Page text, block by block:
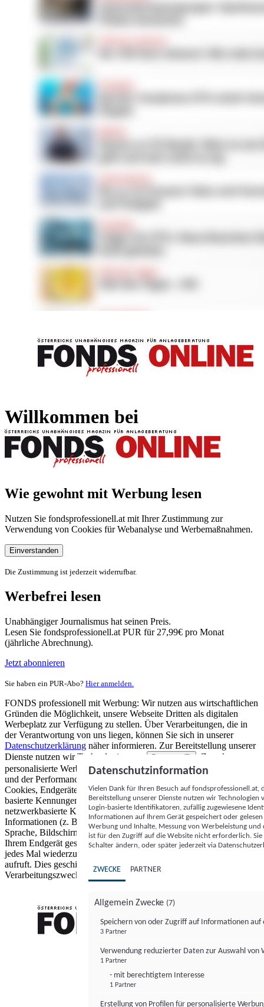
Willkommen bei
Wie gewohnt mit Werbung lesen
Nutzen Sie fondsprofessionell.at mit Ihrer Zustimmung zur
Verwendung von Cookies für Webanalyse und Werbemaßnahmen.
Einverstanden
Die Zustimmung ist jederzeit widerrufbar.
Werbefrei lesen
Unabhängiger Journalismus hat seinen Preis.
Lesen Sie fondsprofessionell.at PUR für 27,99€ pro Monat
(jährliche Abrechnung).
Jetzt abonnieren
Sie haben ein PUR-Abo? Hier anmelden.
FONDS professionell mit Werbung: Wir nutzen aus wirtschaftlichen
Gründen die Möglichkeit, unsere Webseite Dritten als digitalen
Werbeplatz zur Verfügung zu stellen. Über Verarbeitungen, die in
der Verantwortung von uns liegen, können Sie sich in unserer
Datenschutzerklärung näher informieren. Zur Bereitstellung unserer
Dienste nutzen wir Technologien von
Partnern (5)
. Zwecke:
personalisierte Werbung und Inhalte, Messung von Werbeleistung
und der Performance von Inhalten sowie Zielgruppenforschung.
Cookies, Endgeräte- oder ähnliche Online-Kennungen (z. B. login-
basierte Kennungen, zufällig generierte Kennungen,
netzwerkbasierte Kennungen) können zusammen mit anderen
Informationen (z. B. Browsertyp und Browserinformationen,
Sprache, Bildschirmgröße, unterstützte Technologien usw.) auf
Ihrem Endgerät gespeichert oder von dort ausgelesen werden, um es
jedes Mal wiederzuerkennen, wenn es eine App oder einer Webseite
aufruft. Dies geschieht für einen oder mehrere der hier aufgeführten
Verarbeitungszwecke.
Datenschutzinformation
Vielen Dank für Ihren Besuch auf
Bereitstellung unserer Dienste nutzen wir Technologien
Login-basierte Identifikatoren, zufällig zugewiesene
Informationen auf Ihrem Gerät gespeichert oder
Werbung und Inhalte, Messung von Werbeleistung
ist für den Zugriff auf die Website nicht erforderlich.
Schalter ändern, oder später jederzeit via
ZWECKE PARTNER
Allgemein Zwecke (7)
Speichern von oder Zugriff auf Informationen auf
3 Partner
Verwendung reduzierter Daten zur Auswahl von
1 Partner
- mit berechtigtem Interesse
1 Partner
Erstellung von Profilen für personalisierte
FONDS professionell